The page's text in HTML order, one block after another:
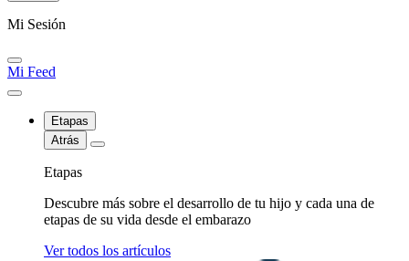
Mi Sesión
Mi Feed
Etapas
Atrás
Etapas
Descubre más sobre el desarrollo de tu hijo y cada una de
etapas de su vida desde el embarazo
Ver todos los artículos